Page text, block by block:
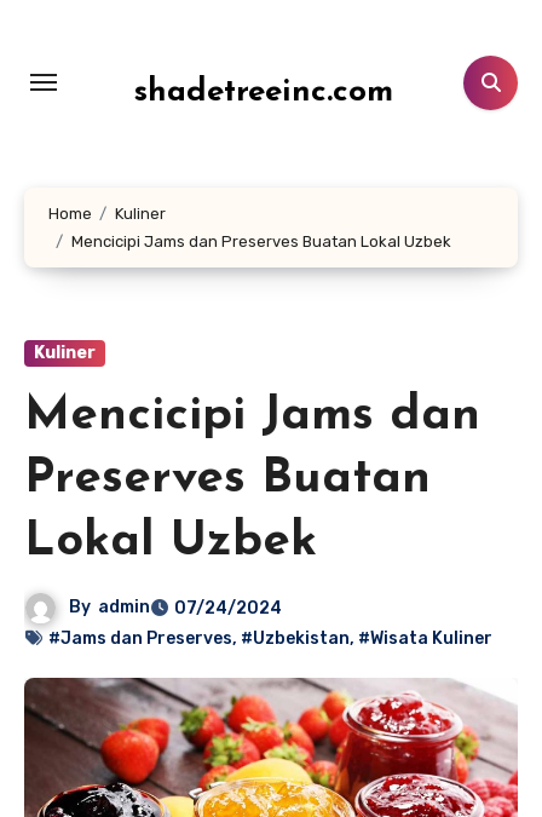
konten
shadetreeinc.com
Home
Kuliner
Mencicipi Jams dan Preserves Buatan Lokal Uzbek
Kuliner
Mencicipi Jams dan
Preserves Buatan
Lokal Uzbek
By admin
07/24/2024
#Jams dan Preserves, #Uzbekistan, #Wisata Kuliner